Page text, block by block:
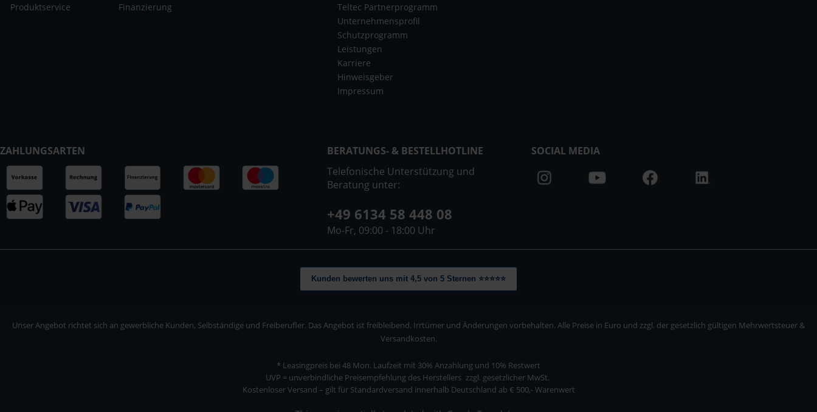
Produktservice
Finanzierung
Teltec Partnerprogramm
Unternehmensprofil
Schutzprogramm
Leistungen
Karriere
Hinweisgeber
Impressum
ZAHLUNGSARTEN
BERATUNGS- & BESTELLHOTLINE
Telefonische Unterstützung und
Beratung unter:
+49 6134 58 448 08
Mo-Fr, 09:00 - 18:00 Uhr
SOCIAL MEDIA
Kunden bewerten uns mit 4,5 von 5 Sternen ⭐⭐⭐⭐⭐
Unser Angebot richtet sich an gewerbliche Kunden, Selbständige und Freiberufler. Das Angebot ist freibleibend. Irrtümer und Änderungen vorbehalten. Alle Preise in Euro und zzgl. der gesetzlich gültigen Mehrwertsteuer &
Versandkosten.
* Leasingpreis bei 48 Mon. Laufzeit mit 30% Anzahlung und 10% Restwert
UVP = unverbindliche Preisempfehlung des Herstellers zzgl. gesetzlicher MwSt.
Kostenloser Versand – gilt für Standardversand innerhalb Deutschland ab € 500,- Warenwert